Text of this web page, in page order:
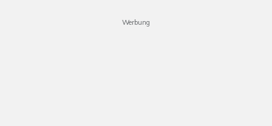
Werbung